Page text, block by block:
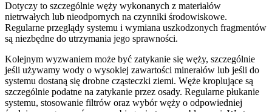
Dotyczy to szczególnie węży wykonanych z materiałów
nietrwałych lub nieodpornych na czynniki środowiskowe.
Regularne przeglądy systemu i wymiana uszkodzonych fragmentów
są niezbędne do utrzymania jego sprawności.
Kolejnym wyzwaniem może być zatykanie się węży, szczególnie
jeśli używamy wody o wysokiej zawartości minerałów lub jeśli do
systemu dostaną się drobne cząsteczki ziemi. Węże kroplujące są
szczególnie podatne na zatykanie przez osady. Regularne płukanie
systemu, stosowanie filtrów oraz wybór węży o odpowiedniej